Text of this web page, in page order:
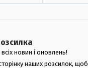
новин і оновлень!
наших розсилок, щоб